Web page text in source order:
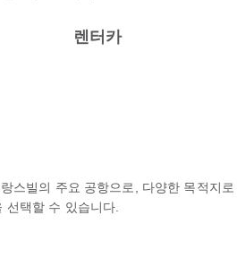
렌터카
스빌의 주요 공항으로, 다양한 목적지
선택할 수 있습니다.